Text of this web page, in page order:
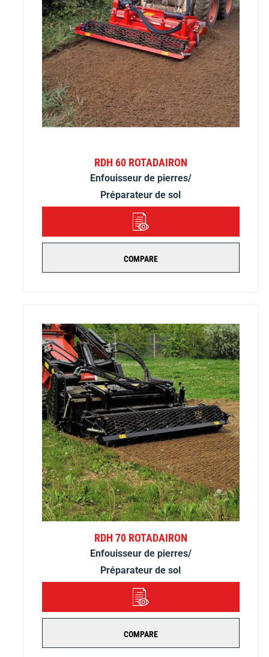
RDH 60 ROTADAIRON
Enfouisseur de pierres/
Préparateur de sol
COMPARE
DÉTAILS
RDH 70 ROTADAIRON
Enfouisseur de pierres/
Préparateur de sol
COMPARE
DÉTAILS